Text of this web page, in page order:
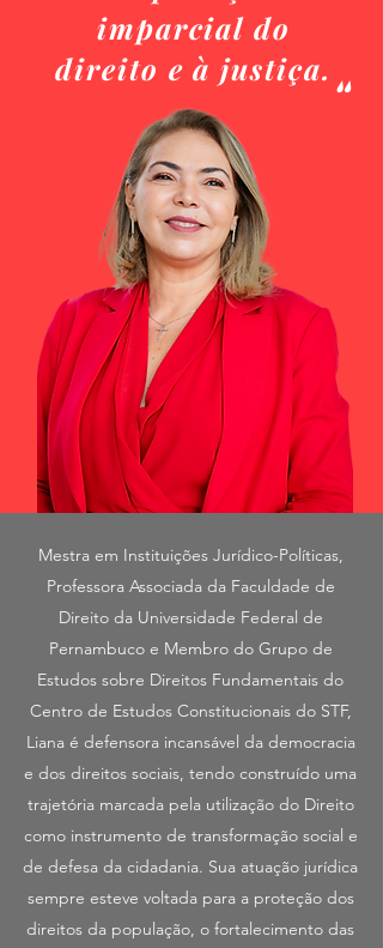
imparcial do
direito e à justiça. "
Mestra em Instituições Jurídico-Políticas,
Professora Associada da Faculdade de
Direito da Universidade Federal de
Pernambuco e Membro do Grupo de
Estudos sobre Direitos Fundamentais do
Centro de Estudos Constitucionais do STF,
Liana é defensora incansável da democracia
e dos direitos sociais, tendo construído uma
trajetória marcada pela utilização do Direito
como instrumento de transformação social e
de defesa da cidadania. Sua atuação jurídica
sempre esteve voltada para a proteção dos
direitos da população, o fortalecimento das